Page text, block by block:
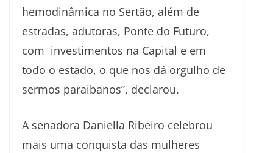
hemodinâmica no Sertão, além de
estradas, adutoras, Ponte do Futuro,
com investimentos na Capital e em
todo o estado, o que nos dá orgulho de
sermos paraibanos”, declarou.
A senadora Daniella Ribeiro celebrou
mais uma conquista das mulheres